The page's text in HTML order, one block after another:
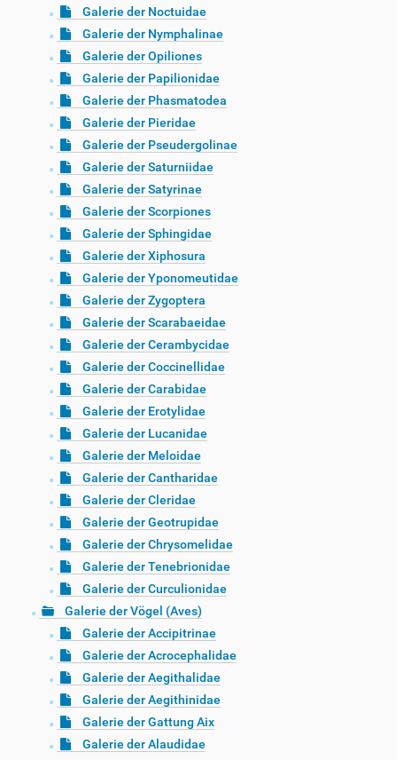
Galerie der Noctuidae
Galerie der Nymphalinae
Galerie der Opiliones
Galerie der Papilionidae
Galerie der Phasmatodea
Galerie der Pieridae
Galerie der Pseudergolinae
Galerie der Saturniidae
Galerie der Satyrinae
Galerie der Scorpiones
Galerie der Sphingidae
Galerie der Xiphosura
Galerie der Yponomeutidae
Galerie der Zygoptera
Galerie der Scarabaeidae
Galerie der Cerambycidae
Galerie der Coccinellidae
Galerie der Carabidae
Galerie der Erotylidae
Galerie der Lucanidae
Galerie der Meloidae
Galerie der Cantharidae
Galerie der Cleridae
Galerie der Geotrupidae
Galerie der Chrysomelidae
Galerie der Tenebrionidae
Galerie der Curculionidae
Galerie der Vögel (Aves)
Galerie der Accipitrinae
Galerie der Acrocephalidae
Galerie der Aegithalidae
Galerie der Aegithinidae
Galerie der Gattung Aix
Galerie der Alaudidae